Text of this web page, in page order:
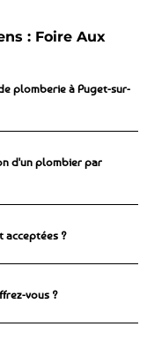
: Foire Aux
plomberie à Puget-sur-
d'un plombier par
acceptées ?
vous ?